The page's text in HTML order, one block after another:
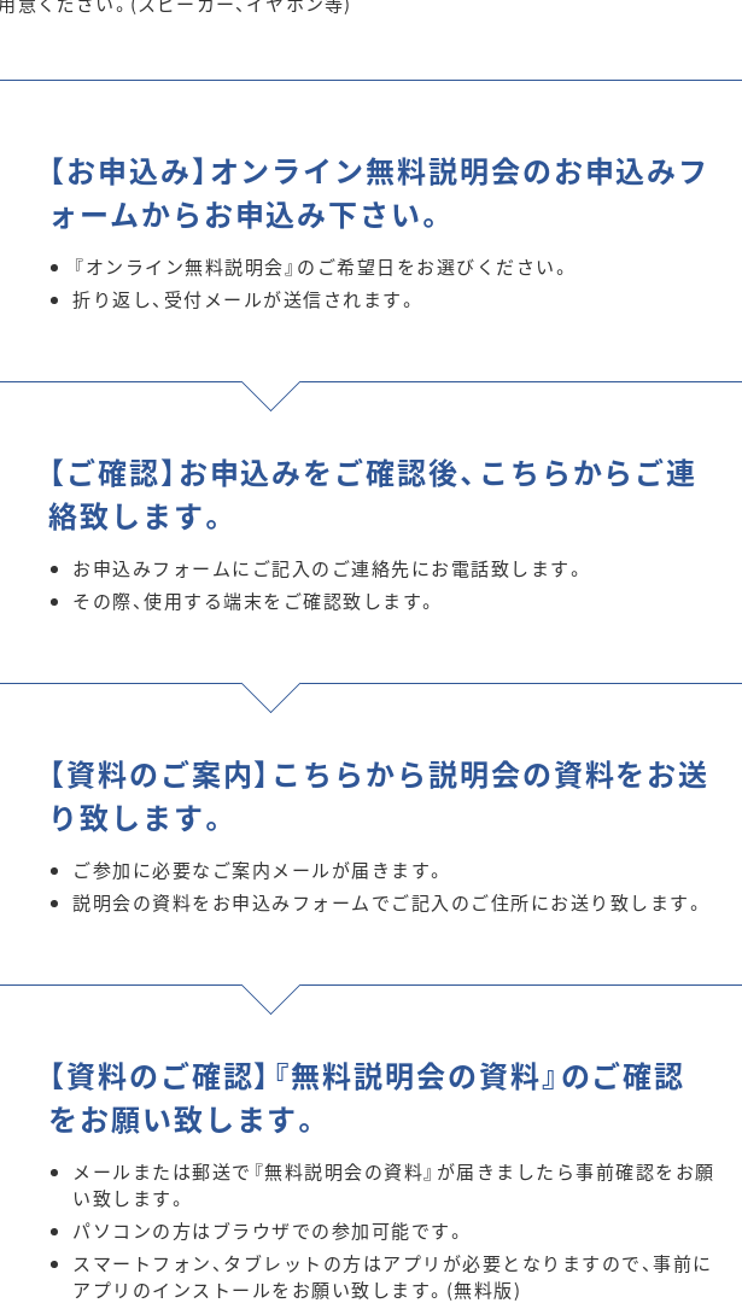
【お申込み】オンライン無料説明会のお申込みフ
ォームからお申込み下さい。
『オンライン無料説明会』のご希望日をお選びください。
折り返し、受付メールが送信されます。
【ご確認】お申込みをご確認後、こちらからご連
絡致します。
お申込みフォームにご記入のご連絡先にお電話致します。
その際、使用する端末をご確認致します。
【資料のご案内】こちらから説明会の資料をお送
り致します。
ご参加に必要なご案内メールが届きます。
説明会の資料をお申込みフォームでご記入のご住所にお送り致します。
【資料のご確認】『無料説明会の資料』のご確認
をお願い致します。
メールまたは郵送で『無料説明会の資料』が届きましたら事前確認をお願
い致します。
パソコンの方はブラウザでの参加可能です。
スマートフォン、タブレットの方はアプリが必要となりますので、事前に
アプリのインストールをお願い致します。(無料版)